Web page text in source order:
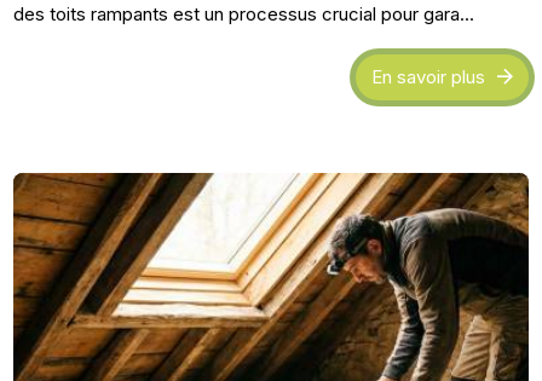
des toits rampants est un processus crucial pour gara...
En savoir plus